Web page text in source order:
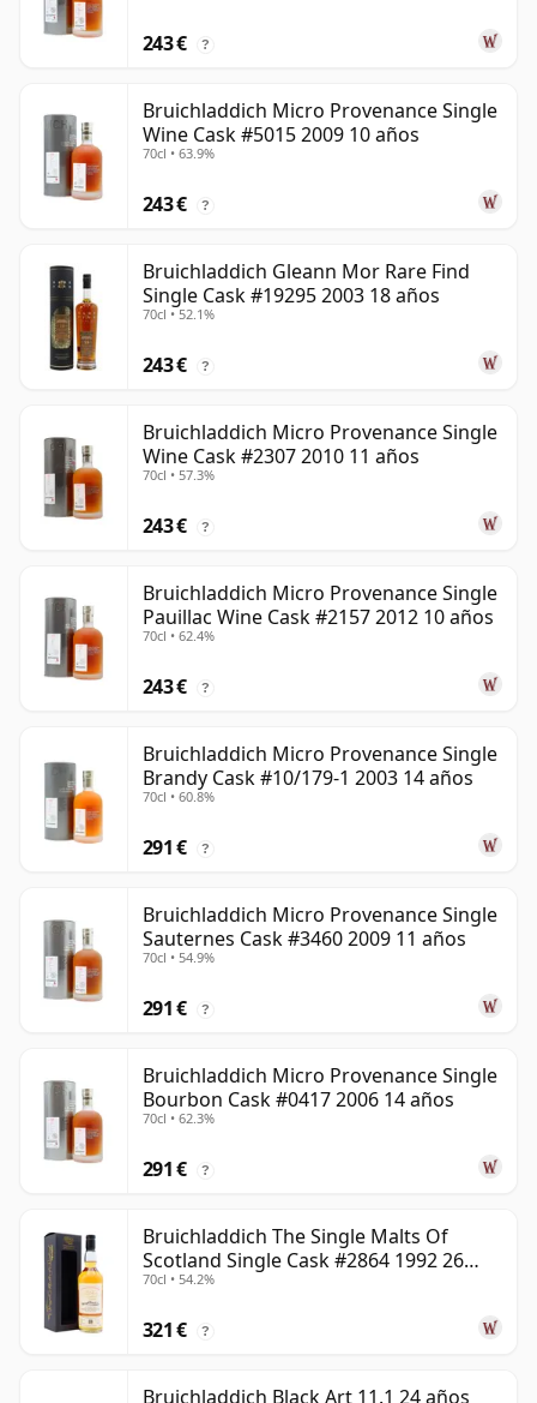
243 € ?
Bruichladdich Micro Provenance Single
Wine Cask #5015 2009 10 años
70cl • 63.9%
243 € ?
Bruichladdich Gleann Mor Rare Find
Single Cask #19295 2003 18 años
70cl • 52.1%
243 € ?
Bruichladdich Micro Provenance Single
Wine Cask #2307 2010 11 años
70cl • 57.3%
243 € ?
Bruichladdich Micro Provenance Single
Pauillac Wine Cask #2157 2012 10 años
70cl • 62.4%
243 € ?
Bruichladdich Micro Provenance Single
Brandy Cask #10/179-1 2003 14 años
70cl • 60.8%
291 € ?
Bruichladdich Micro Provenance Single
Sauternes Cask #3460 2009 11 años
70cl • 54.9%
291 € ?
Bruichladdich Micro Provenance Single
Bourbon Cask #0417 2006 14 años
70cl • 62.3%
291 € ?
Bruichladdich The Single Malts Of
Scotland Single Cask #2864 1992 26
años
70cl • 54.2%
321 € ?
Bruichladdich Black Art 11.1 24 años